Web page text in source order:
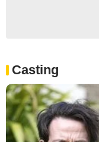
Casting